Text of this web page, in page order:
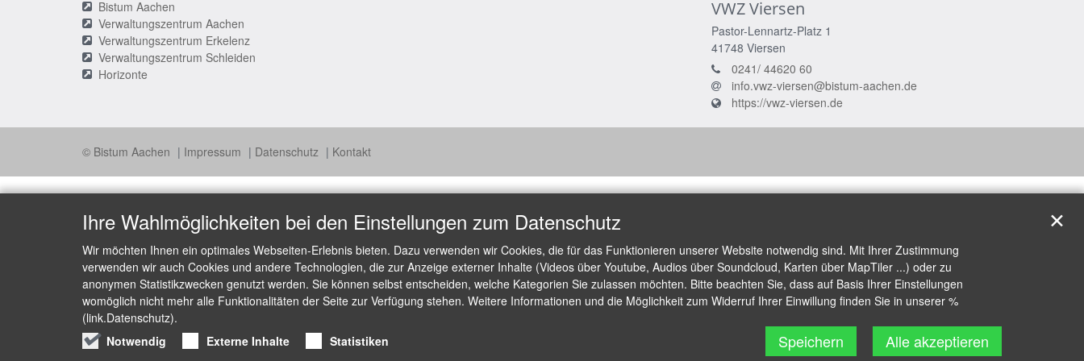
Bistum Aachen
Verwaltungszentrum Aachen
Verwaltungszentrum Erkelenz
Verwaltungszentrum Schleiden
Horizonte
VWZ Viersen
Pastor-Lennartz-Platz 1
41748 Viersen
0241/ 44620 60
info.vwz-viersen@bistum-aachen.de
https://vwz-viersen.de
© Bistum Aachen Impressum Datenschutz Kontakt
Ihre Wahlmöglichkeiten bei den Einstellungen zum Datenschutz
Wir möchten Ihnen ein optimales Webseiten-Erlebnis bieten. Dazu verwenden wir Cookies, die für das Funktionieren unserer Website notwendig sind. Mit Ihrer Zustimmung
verwenden wir auch Cookies und andere Technologien, die zur Anzeige externer Inhalte (Videos über Youtube, Audios über Soundcloud, Karten über MapTiler ...) oder zu
anonymen Statistikzwecken genutzt werden. Sie können selbst entscheiden, welche Kategorien Sie zulassen möchten. Bitte beachten Sie, dass auf Basis Ihrer Einstellungen
womöglich nicht mehr alle Funktionalitäten der Seite zur Verfügung stehen. Weitere Informationen und die Möglichkeit zum Widerruf Ihrer Einwillung finden Sie in unserer %
(link.Datenschutz).
Notwendig
Externe Inhalte Statistiken Speichern Alle akzeptieren
✕